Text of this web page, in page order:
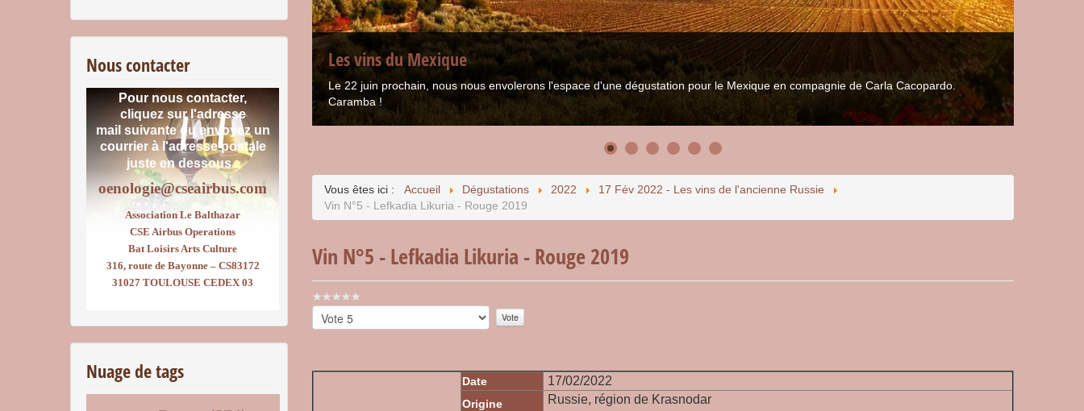
Nous contacter
Pour nous contacter,
cliquez sur l'adresse
mail suivante ou envoyez un
courrierà l'adresse postale
juste en dessous :
oenologie@cseairbus.com
Association Le Balthazar
CSE Airbus Operations
Bat Loisirs Arts Culture
316, route de Bayonne – CS83172
31027 TOULOUSE CEDEX 03
Nuage de tags
Les vins du Mexique
Le 22 juin prochain, nous nous envolerons l'espace d'une dégustation pour le Mexique en compagnie de Carla Cacopardo.
Caramba !
Vous êtes ici : Accueil Dégustations 2022
17 Fév 2022 - Les vins de l'ancienne Russie
Vin N°5 - Lefkadia Likuria - Rouge 2019
Vin N°5 - Lefkadia Likuria - Rouge 2019
Vote
utilisateur:
Veuillez
voter
Date 17/02/2022
Origine Russie, région de Krasnodar